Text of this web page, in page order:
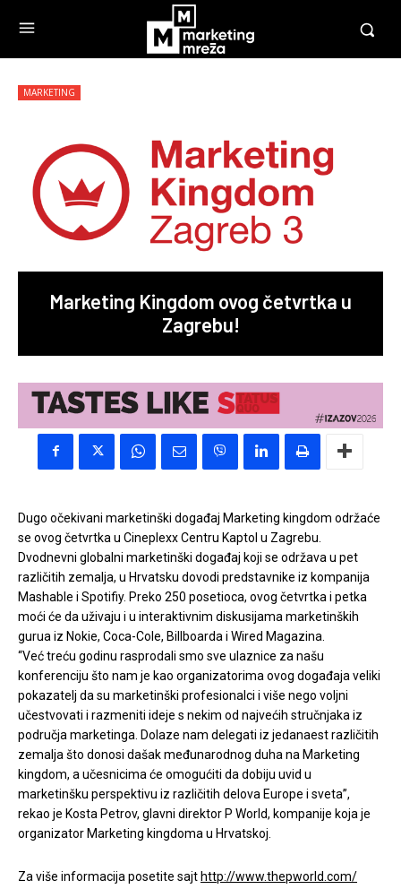
MARKETING
Marketing Kingdom ovog četvrtka u
Zagrebu!
Dugo očekivani marketinški događaj Marketing kingdom održaće
se ovog četvrtka u Cineplexx Centru Kaptol u Zagrebu.
Dvodnevni globalni marketinški događaj koji se održava u pet
različitih zemalja, u Hrvatsku dovodi predstavnike iz kompanija
Mashable i Spotifiy. Preko 250 posetioca, ovog četvrtka i petka
moći će da uživaju i u interaktivnim diskusijama marketinških
gurua iz Nokie, Coca-Cole, Billboarda i Wired Magazina.
“Već treću godinu rasprodali smo sve ulaznice za našu
konferenciju što nam je kao organizatorima ovog događaja veliki
pokazatelj da su marketinški profesionalci i više nego voljni
učestvovati i razmeniti ideje s nekim od najvećih stručnjaka iz
područja marketinga. Dolaze nam delegati iz jedanaest različitih
zemalja što donosi dašak međunarodnog duha na Marketing
kingdom, a učesnicima će omogućiti da dobiju uvid u
marketinšku perspektivu iz različitih delova Europe i sveta”,
rekao je Kosta Petrov, glavni direktor P World, kompanije koja je
organizator Marketing kingdoma u Hrvatskoj.
Za više informacija posetite sajt http://www.thepworld.com/